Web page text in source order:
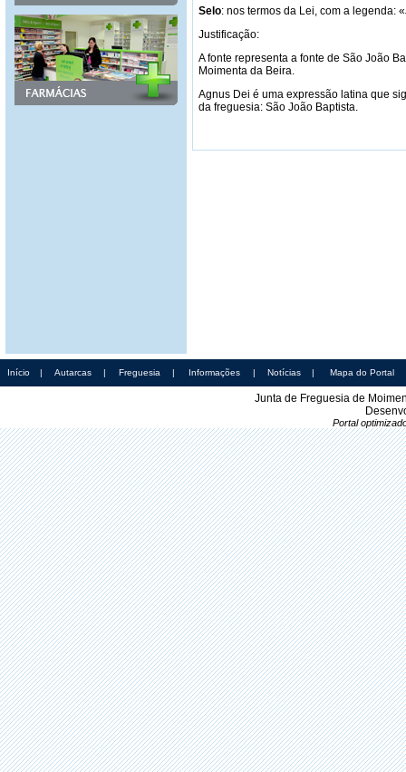
Selo: nos termos da Lei, com a legenda:
Justificação:
A fonte representa a fonte de São João
Moimenta da Beira.
Agnus Dei é uma expressão latina que
da freguesia: São João Baptista.
Início | Autarcas | Freguesia | Informações | Notícias | Mapa do Portal
Junta de Freguesia de
Portal